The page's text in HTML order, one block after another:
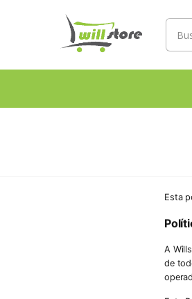
Esta
A
de